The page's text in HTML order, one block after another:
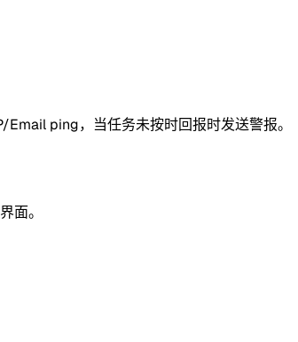
ping，当任务未按时回报时发送警报。
面。